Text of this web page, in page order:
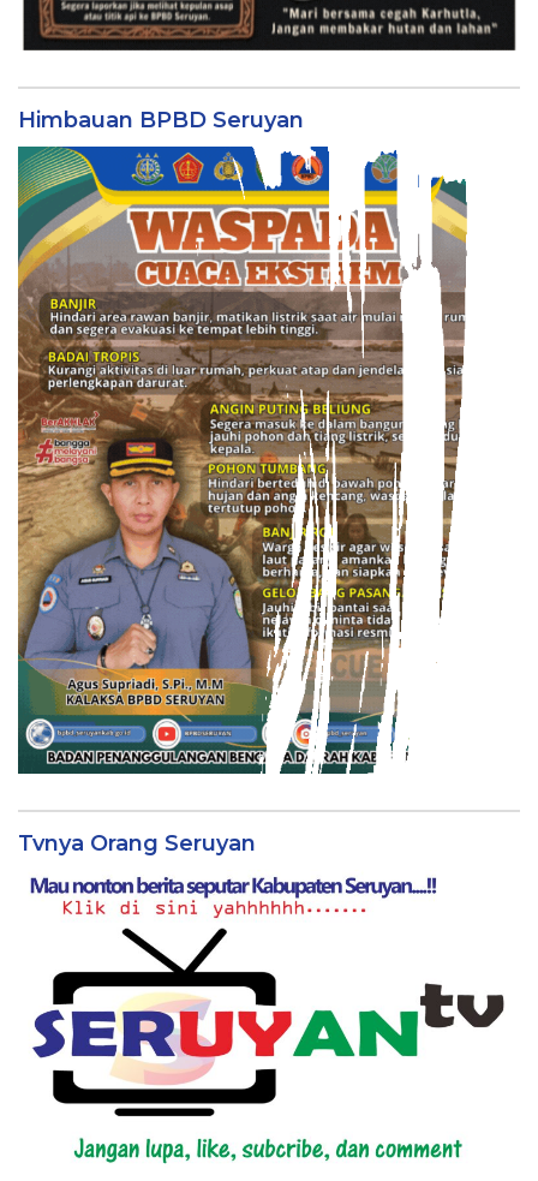
Himbauan BPBD Seruyan
Tvnya Orang Seruyan